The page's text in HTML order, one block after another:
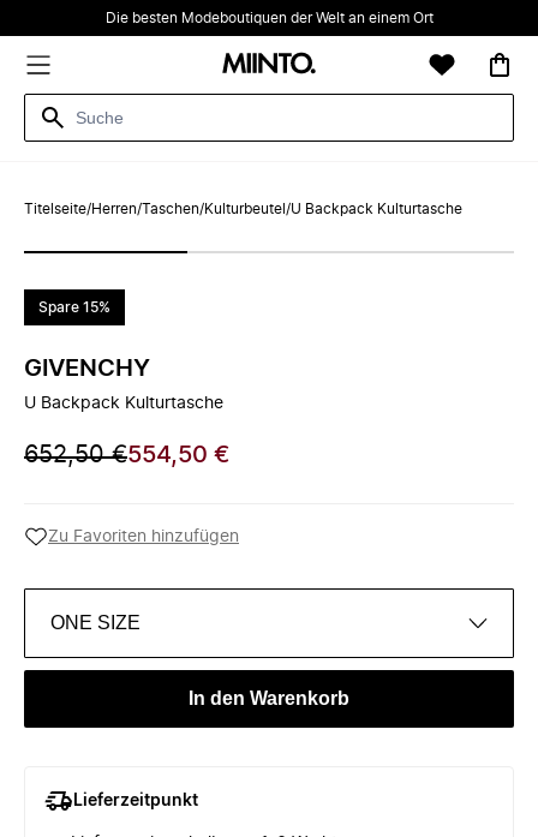
Die besten Modeboutiquen der Welt an einem Ort
Titelseite/Herren/Taschen/Kulturbeutel /U Backpack Kulturtasche
Spare 15%
GIVENCHY
U Backpack Kulturtasche
652,50 €554,50 €
Zu Favoriten hinzufügen
ONE SIZE
In den Warenkorb
Lieferzeitpunkt